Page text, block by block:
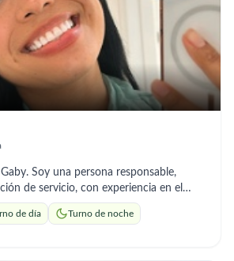
tarifa) Kifiri 643377428
Soy una persona responsable,
de servicio, con experiencia en el
y en terapia ocupacional. Me
grado de empatía, brindando un trato
de día Turno de noche